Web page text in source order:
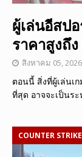
ผู้เล่นอีสป
ราคาสูงถึ
สิงหาคม 05, 2026
ตอนนี้ สิ่งที่ผู้เล่นเ
ที่สุด อาจจะเป็นระ
COUNTER